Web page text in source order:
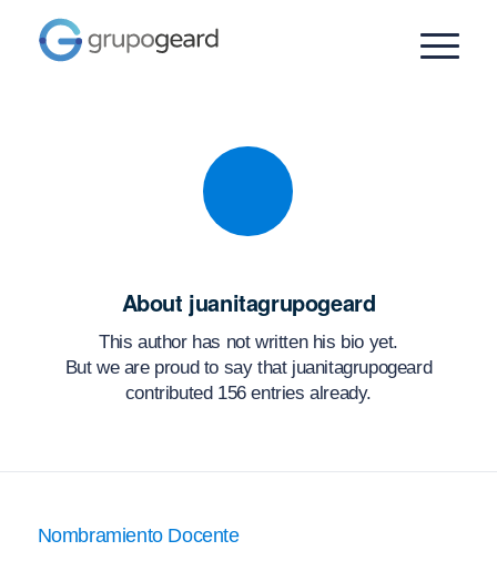
About juanitagrupogeard
This author has not written his bio yet.
But we are proud to say that juanitagrupogeard
contributed 156 entries already.
Nombramiento Docente